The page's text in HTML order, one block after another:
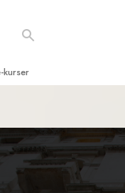
kurser